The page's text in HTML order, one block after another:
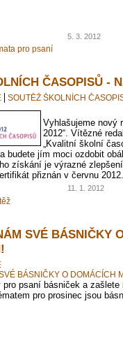
5. 3. 2012
pro psaní
ČASOPISŮ -
SOUTĚŽ ŠKOLNÍCH
Vyhlašujeme nový
2012“. Vítězné
„Kvalitní školní
budete jím moci ozdobit
získání je výrazné
přiznán v červnu 2012.
11. 1. 2012
SVÉ BÁSNIČKY
BÁSNIČKY O DOMÁCÍCH
psaní básniček a
pro prosinec jsou